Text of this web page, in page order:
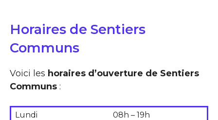
Horaires de Sentiers
Communs
Voici les horaires d’ouverture de Sentiers
Communs :
Lundi
08h – 19h